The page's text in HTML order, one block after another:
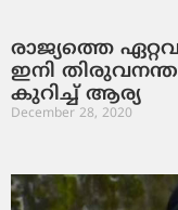
രാജ്യത്തെ
ഇനി
കുറിച്ച് ആര്യ
December 28, 2020